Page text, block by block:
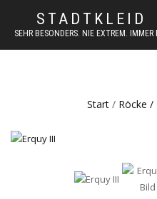
STADTKLEID
SEHR BESONDERS. NIE EXTREM. IMMER
Start / Röcke /